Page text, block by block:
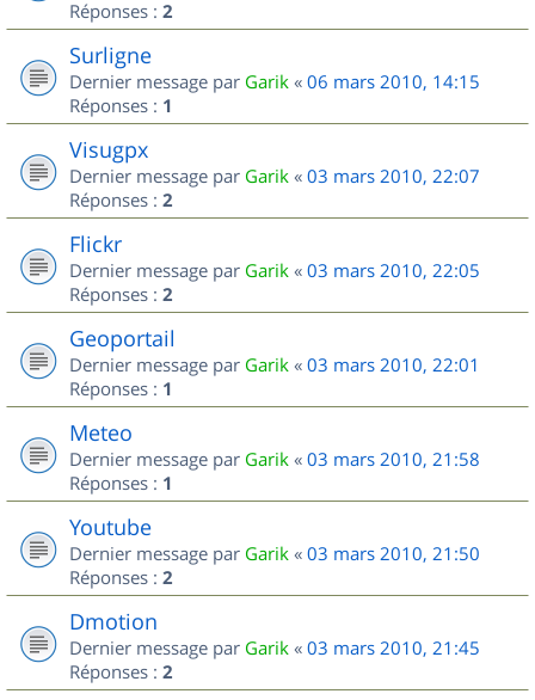
Réponses : 2
Surligne
Dernier message par Garik « 06 mars 2010, 14:15
Réponses : 1
Visugpx
Dernier message par Garik « 03 mars 2010, 22:07
Réponses : 2
Flickr
Dernier message par Garik « 03 mars 2010, 22:05
Réponses : 2
Geoportail
Dernier message par Garik « 03 mars 2010, 22:01
Réponses : 1
Meteo
Dernier message par Garik « 03 mars 2010, 21:58
Réponses : 1
Youtube
Dernier message par Garik « 03 mars 2010, 21:50
Réponses : 2
Dmotion
Dernier message par Garik « 03 mars 2010, 21:45
Réponses : 2